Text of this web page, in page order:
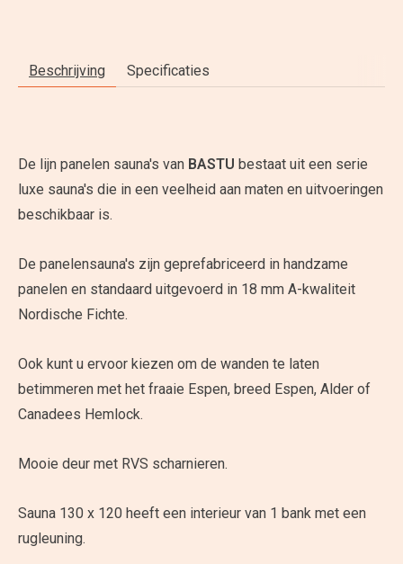
Beschrijving Specificaties
De lijn panelen sauna's van BASTU bestaat uit een serie
luxe sauna's die in een veelheid aan maten en uitvoeringen
beschikbaar is.
De panelensauna's zijn geprefabriceerd in handzame
panelen en standaard uitgevoerd in 18 mm A-kwaliteit
Nordische Fichte.
Ook kunt u ervoor kiezen om de wanden te laten
betimmeren met het fraaie Espen, breed Espen, Alder of
Canadees Hemlock.
Mooie deur met RVS scharnieren.
Sauna 130 x 120 heeft een interieur van 1 bank met een
rugleuning.